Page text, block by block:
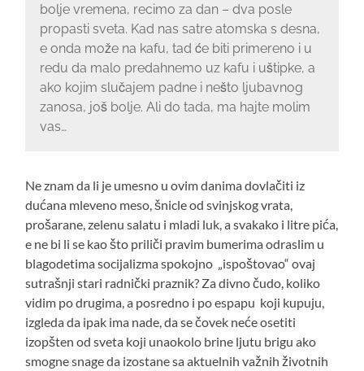
bolje vremena, recimo za dan – dva posle
propasti sveta. Kad nas satre atomska s desna,
e onda može na kafu, tad će biti primereno i u
redu da malo predahnemo uz kafu i uštipke, a
ako kojim slučajem padne i nešto ljubavnog
zanosa, još bolje. Ali do tada, ma hajte molim
vas…
Ne znam da li je umesno u ovim danima dovlačiti iz
dućana mleveno meso, šnicle od svinjskog vrata,
prošarane, zelenu salatu i mladi luk, a svakako i litre pića,
e ne bi li se kao što priliči pravim bumerima odraslim u
blagodetima socijalizma spokojno „ispoštovao“ ovaj
sutrašnji stari radnički praznik? Za divno čudo, koliko
vidim po drugima, a posredno i po espapu koji kupuju,
izgleda da ipak ima nade, da se čovek neće osetiti
izopšten od sveta koji unaokolo brine ljutu brigu ako
smogne snage da izostane sa aktuelnih važnih životnih